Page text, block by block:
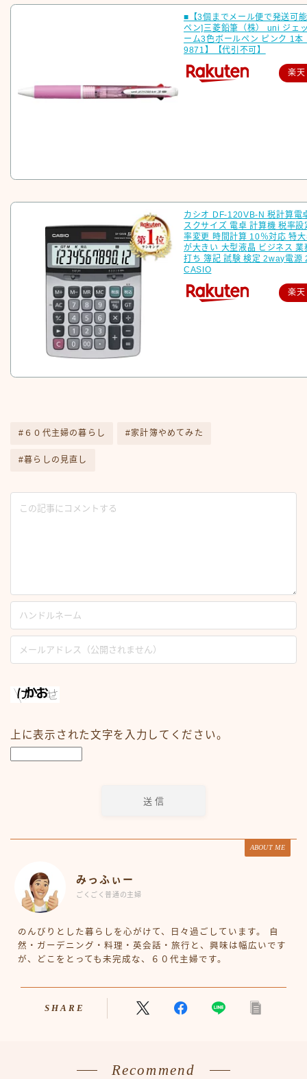
■【3個までメール便で発送可
ペン]三菱鉛筆（株） uni ジェ
ーム3色ボールペン ピンク 1本
9871】【代引不可】
楽
カシオ DF-120VB-N 税計算電
スクサイズ 電卓 計算機 税率設
率変更 時間計算 10％対応 特
が大きい 大型液晶 ビジネス 業
打ち 簿記 試験 検定 2way電源
CASIO
楽
#６０代主婦の暮らし #家計簿やめてみた
#暮らしの見直し
上に表示された文字を入力してください。
ABOUT ME
みっふぃー
ごくごく普通の主婦
のんびりとした暮らしを心がけて、日々過ごしています。 自
然・ガーデニング・料理・英会話・旅行と、興味は幅広いです
が、どこをとっても未完成な、６０代主婦です。
SHARE
Recommend